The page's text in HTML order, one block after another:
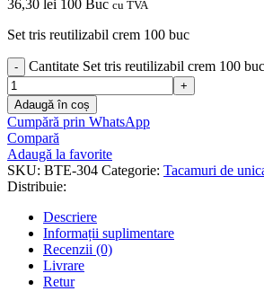
36,30 lei 100 Buc cu TVA
Set tris reutilizabil crem 100 buc
Cantitate Set tris reutilizabil crem 100 buc
Adaugă în coș
Cumpără prin WhatsApp
Compară
Adaugă la favorite
SKU: BTE-304 Categorie: Tacamuri de
Distribuie:
Descriere
Informații suplimentare
Recenzii (0)
Livrare
Retur